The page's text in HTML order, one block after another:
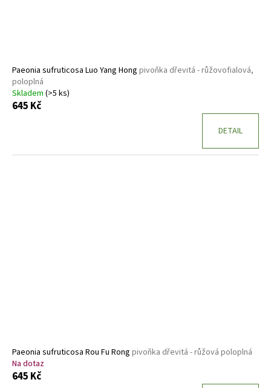
Paeonia sufruticosa Luo Yang Hong pivoňka dřevitá - růžovofialová,
poloplná
Skladem (>5 ks)
645 Kč
DETAIL
Paeonia sufruticosa Rou Fu Rong pivoňka dřevitá - růžová poloplná
Na dotaz
645 Kč